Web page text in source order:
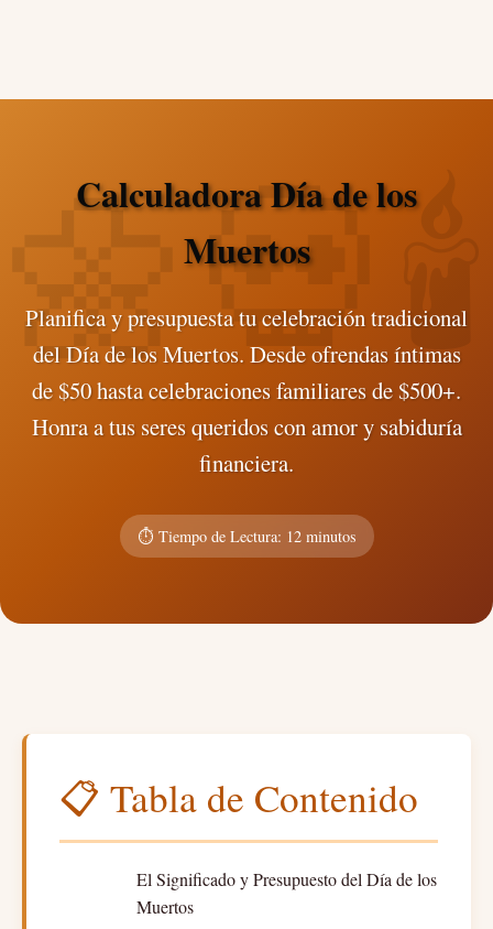
Calculadora Día de los
Muertos
Planifica y presupuesta tu celebración tradicional
del Día de los Muertos. Desde ofrendas íntimas
de $50 hasta celebraciones familiares de $500+.
Honra a tus seres queridos con amor y sabiduría
financiera.
⏱️ Tiempo de Lectura: 12 minutos
📋 Tabla de Contenido
El Significado y Presupuesto del Día de los
Muertos